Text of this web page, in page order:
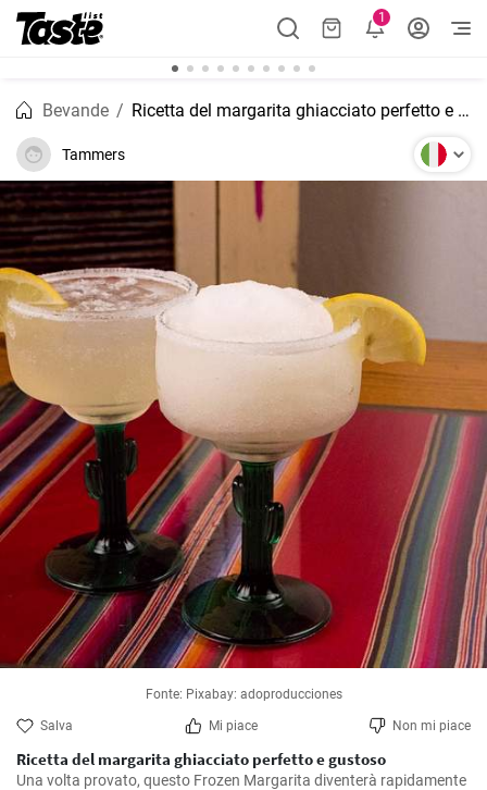
1
Bevande Ricetta del margarita ghiacciato perfetto e gustoso
Tammers
Fonte: Pixabay: adoproducciones
Salva Mi piace Non mi piace
Ricetta del margarita ghiacciato perfetto e gustoso
Una volta provato, questo Frozen Margarita diventerà rapidamente